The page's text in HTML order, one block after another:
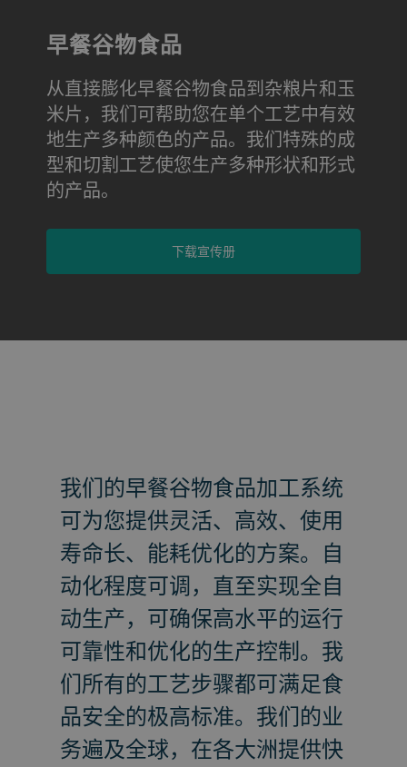
早餐谷物食品
从直接膨化早餐谷物食品到杂粮片和玉
米片，我们可帮助您在单个工艺中有效
地生产多种颜色的产品。我们特殊的成
型和切割工艺使您生产多种形状和形式
的产品。
下载宣传册
我们的早餐谷物食品加工系统
可为您提供灵活、高效、使用
寿命长、能耗优化的方案。自
动化程度可调，直至实现全自
动生产，可确保高水平的运行
可靠性和优化的生产控制。我
们所有的工艺步骤都可满足食
品安全的极高标准。我们的业
务遍及全球，在各大洲提供快